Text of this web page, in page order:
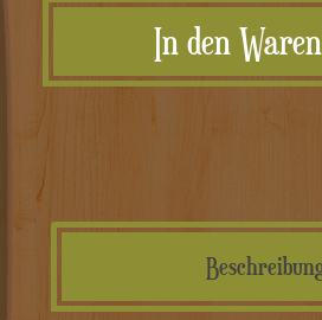
stampa
Menge
In den